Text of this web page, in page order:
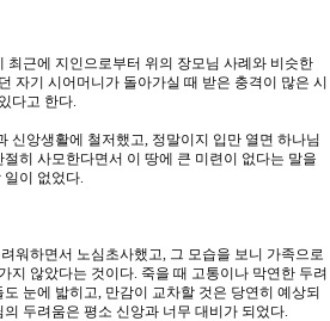
근에 지인으로부터 위의 장모님 사례와 비슷한
자기 시어머니가 돌아가실 때 받은 충격이 많은 시
다고 한다.
신앙생활에 철저했고, 정말이지 입만 열면 하나님
히 사모한다면서 이 땅에 큰 미련이 없다는 말을
일이 없었다.
워하면서 노심초사했고, 그 모습을 보니 가족으로
지 않았다는 것이다. 죽을 때 고통이나 막연한 두려
눈에 밟히고, 만감이 교차할 것은 당연히 예상되
두려움은 평소 신앙과 너무 대비가 되었다.